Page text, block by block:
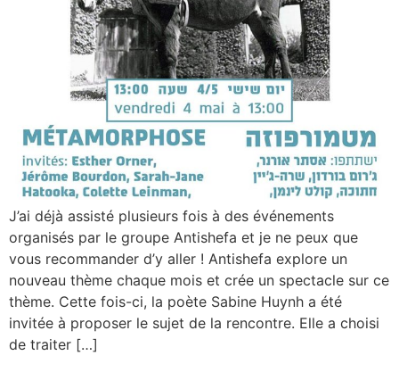
J’ai déjà assisté plusieurs fois à des événements
organisés par le groupe Antishefa et je ne peux que
vous recommander d’y aller ! Antishefa explore un
nouveau thème chaque mois et crée un spectacle sur ce
thème. Cette fois-ci, la poète Sabine Huynh a été
invitée à proposer le sujet de la rencontre. Elle a choisi
de traiter […]